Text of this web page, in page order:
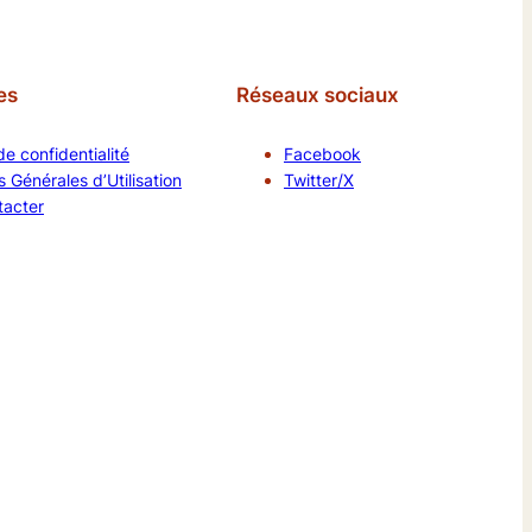
confidentialité
Générales d’Utilisation
Réseaux sociaux
Facebook
Twitter/X